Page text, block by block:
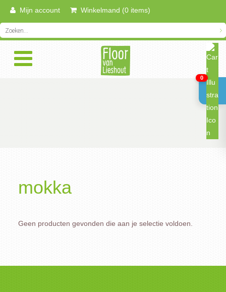
Mijn account Winkelmand (0 items)
mokka
Geen producten gevonden die aan je selectie voldoen.
0